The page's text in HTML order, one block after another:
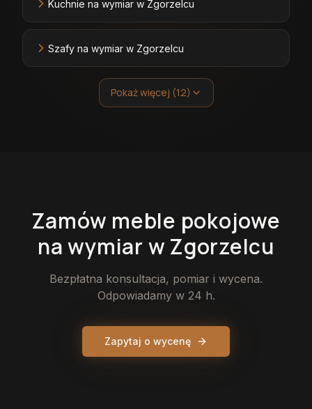
Kuchnie na wymiar w Zgorzelcu
Szafy na wymiar w Zgorzelcu
Pokaż więcej (12)
Zamów meble pokojowe
na wymiar w Zgorzelcu
Bezpłatna konsultacja, pomiar i wycena.
Odpowiadamy w 24 h.
Zapytaj o wycenę